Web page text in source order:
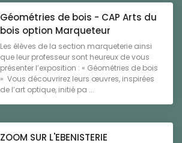
Géométries de bois - CAP Arts du
bois option Marqueteur
Les élèves de la section marqueterie ainsi
que leur professeur sont heureux de vous
présenter l’exposition : « Géométries de bois
» Vous découvrirez leurs œuvres, inspirées
de l’art optique, initié pa ...
ZOOM SUR L'EBENISTERIE